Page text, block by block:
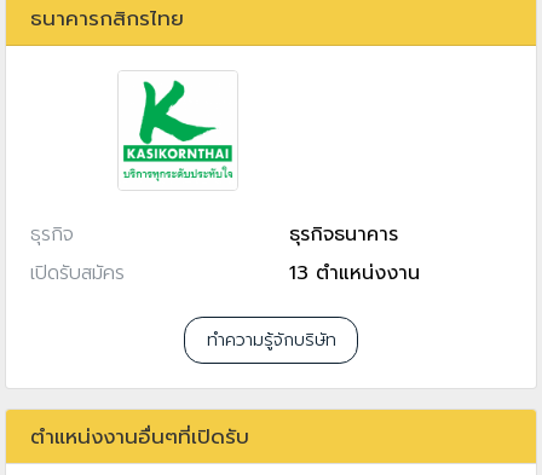
ธนาคารกสิกรไทย
ธุรกิจ
ธุรกิจธนาคาร
เปิดรับสมัคร
13 ตำแหน่งงาน
ทำความรู้จักบริษัท
ตำแหน่งงานอื่นๆที่เปิดรับ